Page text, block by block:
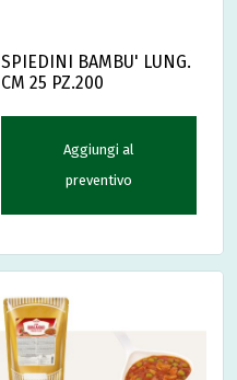
SPIEDINI BAMBU' LUNG.
CM 25 PZ.200
Aggiungi al
preventivo